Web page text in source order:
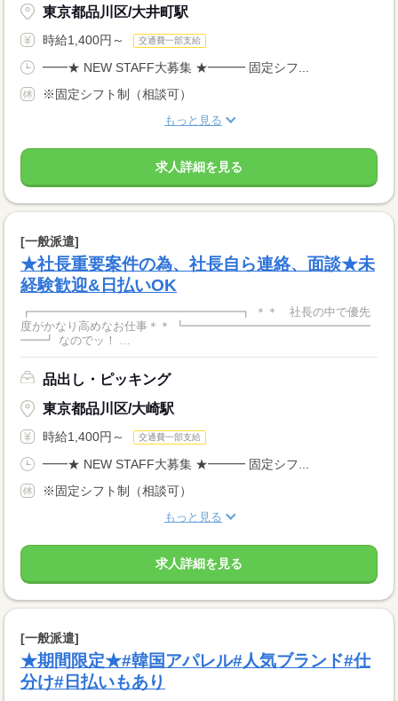
東京都品川区/大井町駅
時給1,400円～ 交通費一部支給
━━★ NEW STAFF大募集 ★━━━ 固定シフ...
※固定シフト制（相談可）
もっと見る
求人詳細を見る
[一般派遣]
★社長重要案件の為、社長自ら連絡、面談★未
経験歓迎&日払いOK
┏━━━━━━━━━━━━━━━━━━┓ ＊＊ 社長の中で優先
度がかなり高めなお仕事＊＊ ┗━━━━━━━━━━━━━━━━
━━┛ なのでッ！ ...
品出し・ピッキング
東京都品川区/大崎駅
時給1,400円～ 交通費一部支給
━━★ NEW STAFF大募集 ★━━━ 固定シフ...
※固定シフト制（相談可）
もっと見る
求人詳細を見る
[一般派遣]
★期間限定★#韓国アパレル#人気ブランド#仕
分け#日払いもあり